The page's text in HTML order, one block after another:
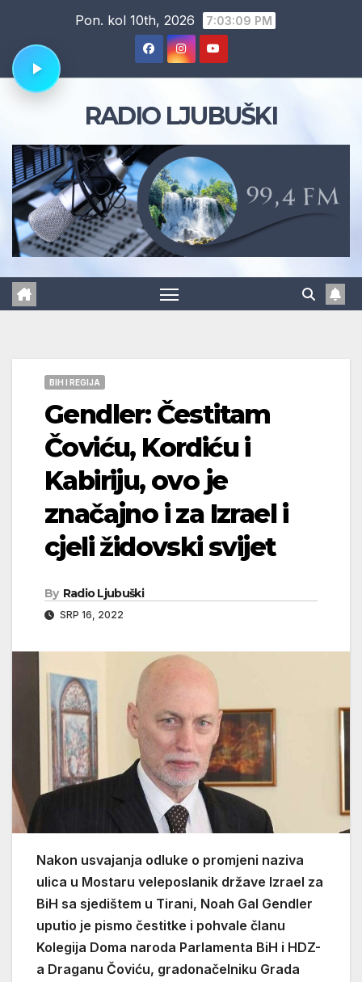
content
Pon. kol 10th, 2026 7:03:10 PM
RADIO LJUBUŠKI
BIH I REGIJA
Gendler: Čestitam
Čoviću, Kordiću i
Kabiriju, ovo je
značajno i za Izrael i
cjeli židovski svijet
By Radio Ljubuški
SRP 16, 2022
Nakon usvajanja odluke o promjeni naziva
ulica u Mostaru veleposlanik države Izrael za
BiH sa sjedištem u Tirani, Noah Gal Gendler
uputio je pismo čestitke i pohvale članu
Kolegija Doma naroda Parlamenta BiH i HDZ-
a Draganu Čoviću, gradonačelniku Grada